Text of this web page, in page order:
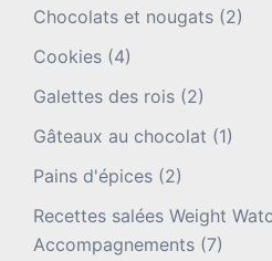
Chocolats et nougats (2)
Cookies (4)
Galettes des rois (2)
Gâteaux au chocolat (1)
Pains d'épices (2)
Recettes salées Weight
Accompagnements (7)